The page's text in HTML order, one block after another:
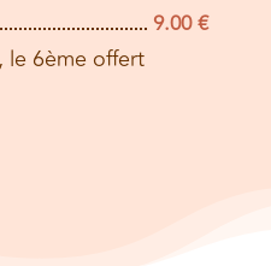
9.00 €
le 6ème offert